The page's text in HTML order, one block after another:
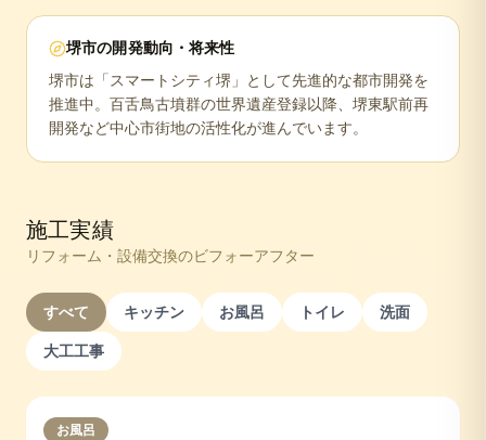
堺市の開発動向・将来性
堺市は「スマートシティ堺」として先進的な都市開発を
推進中。百舌鳥古墳群の世界遺産登録以降、堺東駅前再
開発など中心市街地の活性化が進んでいます。
施工実績
リフォーム・設備交換のビフォーアフター
すべて キッチン お風呂 トイレ
洗面
大工工事
お風呂